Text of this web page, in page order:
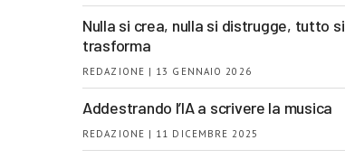
Nulla si crea, nulla si distrugge, tutto si
trasforma
REDAZIONE | 13 GENNAIO 2026
Addestrando l’IA a scrivere la musica
REDAZIONE | 11 DICEMBRE 2025